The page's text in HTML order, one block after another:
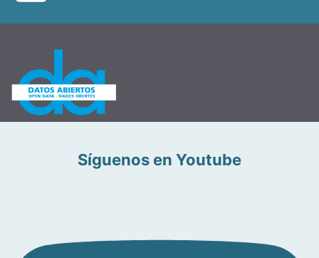
Síguenos en Youtube